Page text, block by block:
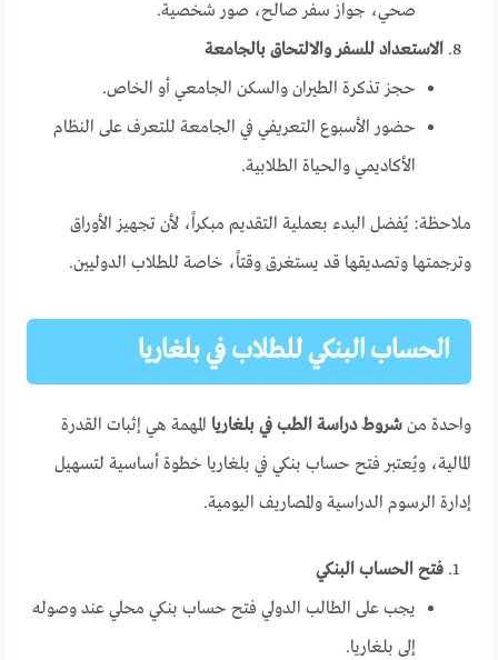
صحي، جواز سفر صالح، صور شخصية.
الاستعداد للسفر والالتحاق بالجامعة
حجز تذكرة الطيران والسكن الجامعي أو الخاص.
حضور الأسبوع التعريفي في الجامعة للتعرف على النظام
الأكاديمي والحياة الطلابية.
ملاحظة: يُفضل البدء بعملية التقديم مبكراً، لأن تجهيز الأوراق
وترجمتها وتصديقها قد يستغرق وقتاً، خاصة للطلاب الدوليين.
الحساب البنكي للطلاب في بلغاريا
واحدة منشروط دراسة الطب في بلغاريا المهمة هي إثبات القدرة
المالية، ويُعتبر فتح حساب بنكي في بلغاريا خطوة أساسية لتسهيل
إدارة الرسوم الدراسية والمصاريف اليومية.
فتح الحساب البنكي
يجب على الطالب الدولي فتح حساب بنكي محلي عند وصوله
إلى بلغاريا.